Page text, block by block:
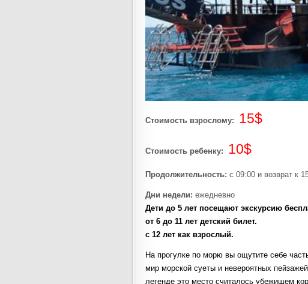
Стоимость взрослому: 15$
Стоимость ребенку: 10$
Продолжительность: с 09:00 и возврат к
Дни недели: ежедневно
Дети до 5 лет посещают экскурсию
от 6 до 11 лет детский билет.
с 12 лет как взрослый.
На прогулке по морю вы ощутите себе
мир морской суеты и невероятных
легенде это место считалось убежищем